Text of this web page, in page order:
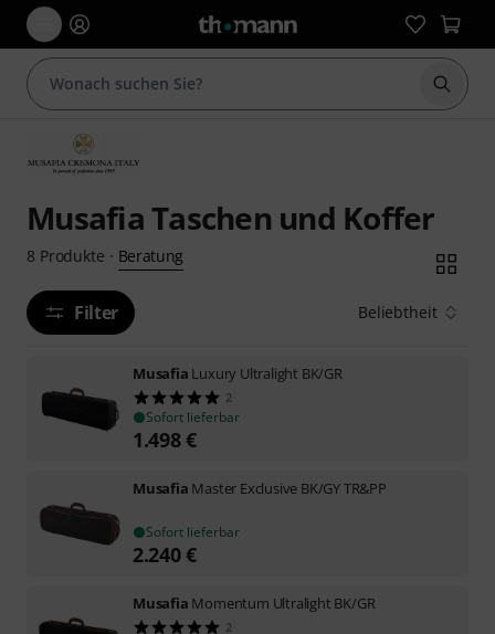
Suche
Musafia Taschen und Koffer
8 Produkte · Beratung
Filter Beliebtheit
Musafia Luxury Ultralight BK/GR
2
Sofort lieferbar
1.498€
Musafia Master Exclusive BK/GY TR&PP
Sofort lieferbar
2.240€
Musafia Momentum Ultralight BK/GR
2